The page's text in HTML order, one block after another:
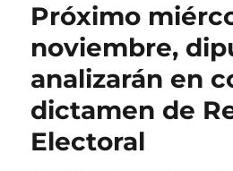
Próximo
noviembre,
analizarán en
dictamen de
Electoral